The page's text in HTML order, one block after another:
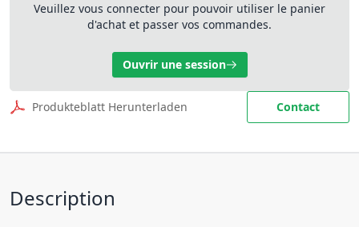
Veuillez vous connecter pour pouvoir utiliser le panier
d'achat et passer vos commandes.
Ouvrir une session
Produkteblatt Herunterladen Contact
Description